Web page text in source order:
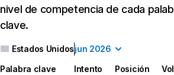
nivel de competencia de cada
clave.
Estados Unidosjun 2026
Palabra clave Intento Posición